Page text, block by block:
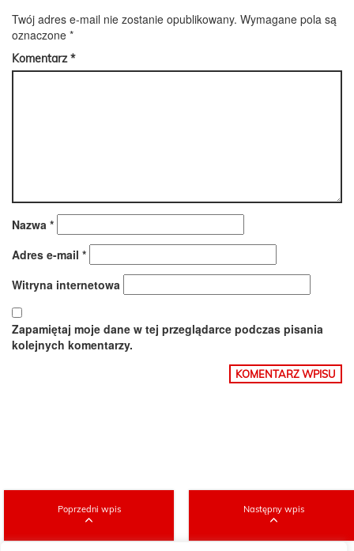
Twój adres e-mail nie zostanie opublikowany. Wymagane pola są
oznaczone *
Komentarz*
Nazwa *
Adres e-mail *
Witryna internetowa
Zapamiętaj moje dane w tej przeglądarce podczas pisania
kolejnych komentarzy.
Poprzedni wpis Następny wpis